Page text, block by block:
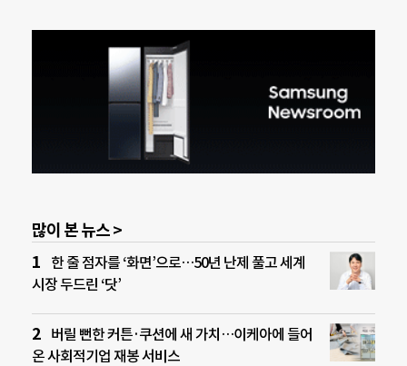
많이 본 뉴스 >
한 줄 점자를 ‘화면’으로…50년 난제 풀고 세계
시장 두드린 ‘닷’
버릴 뻔한 커튼·쿠션에 새 가치…이케아에 들어
온 사회적기업 재봉 서비스